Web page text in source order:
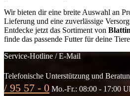
Wir bieten dir eine breite Auswahl an
Lieferung und eine zuverlässige
Entdecke jetzt das Sortiment von
finde das passende Futter für deine
Service-Hotline / E-Mail
Telefonische Unterstützung und
/ 95 57 - 0 Mo.-Fr.: 08:00 - 17:00